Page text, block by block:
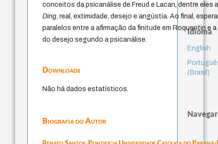
conceitos da psicanálise de Freud e Lacan, dentre eles
Ding , real, extimidade, desejo e angústia. Ao final,
paralelos entre a afirmação da finitude em Roquentin e
do desejo segundo a psicanálise.
Downloads
Não há dados estatísticos.
Biografia do Autor
Renato Santos,Pontifícia Universidade Católica do Paraná-
Idioma
English
(Brasil)
Navegar